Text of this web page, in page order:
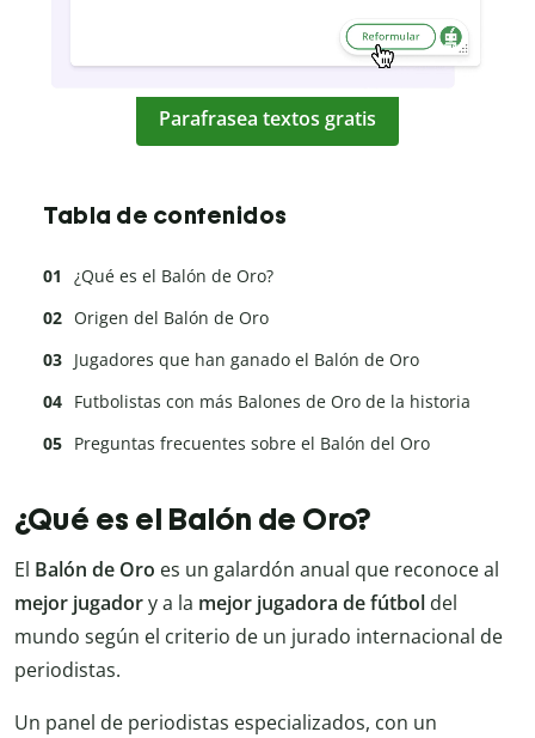
Parafrasea textos gratis
Tabla de contenidos
¿Qué es el Balón de Oro?
Origen del Balón de Oro
Jugadores que han ganado el Balón de Oro
Futbolistas con más Balones de Oro de la historia
Preguntas frecuentes sobre el Balón del Oro
¿Qué es el Balón de Oro?
El Balón de Oro es un galardón anual que reconoce al
mejor jugadory a la mejor jugadora de fútbol del
mundo según el criterio de un jurado internacional de
periodistas.
Un panel de periodistas especializados, con un